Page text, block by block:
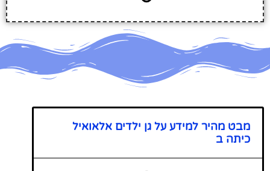
מבט מהיר למידע על גן ילדים אלאואיל
כיתה ב